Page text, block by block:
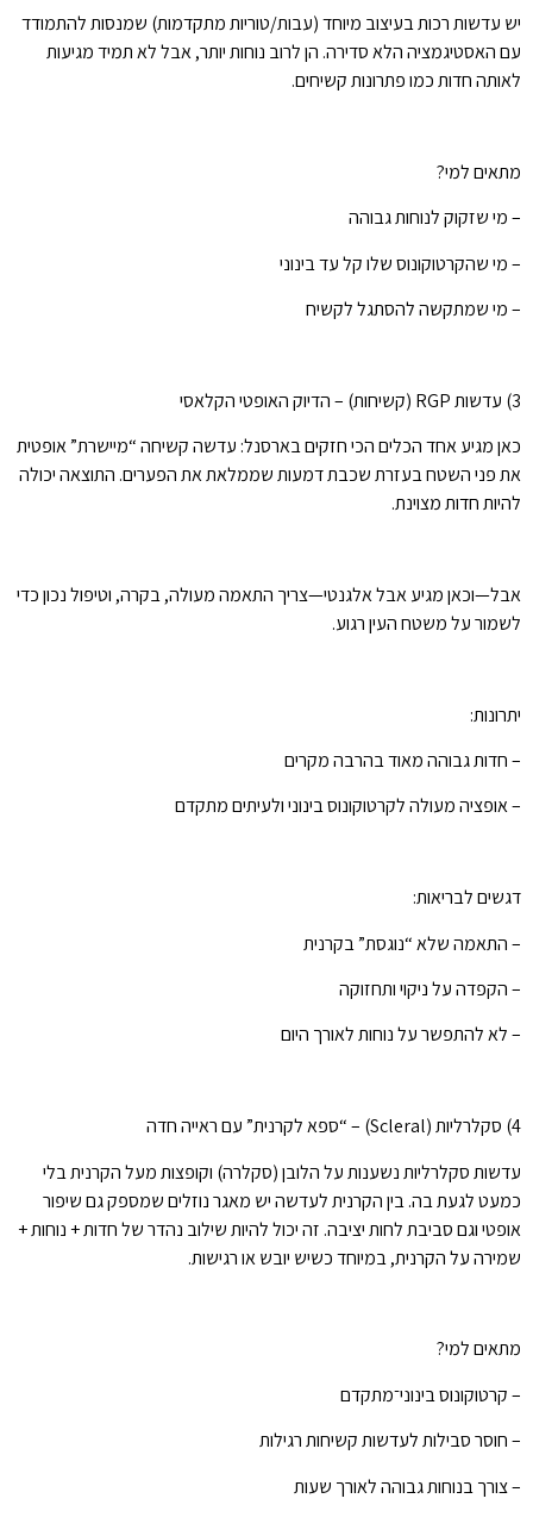
יש עדשות רכות בעיצוב מיוחד (עבות/טוריות מתקדמות) שמנסות להתמודד
עם האסטיגמציה הלא סדירה. הן לרוב נוחות יותר, אבל לא תמיד מגיעות
לאותה חדות כמו פתרונות קשיחים.
מתאים למי?
– מי שזקוק לנוחות גבוהה
– מי שהקרטוקונוס שלו קל עד בינוני
– מי שמתקשה להסתגל לקשיח
3) עדשות RGP (קשיחות) – הדיוק האופטי הקלאסי
כאן מגיע אחד הכלים הכי חזקים בארסנל: עדשה קשיחה “מיישרת” אופטית
את פני השטח בעזרת שכבת דמעות שממלאת את הפערים. התוצאה יכולה
להיות חדות מצוינת.
אבל—וכאן מגיע אבל אלגנטי—צריך התאמה מעולה, בקרה, וטיפול נכון כדי
לשמור על משטח העין רגוע.
יתרונות:
– חדות גבוהה מאוד בהרבה מקרים
– אופציה מעולה לקרטוקונוס בינוני ולעיתים מתקדם
דגשים לבריאות:
– התאמה שלא “נוגסת” בקרנית
– הקפדה על ניקוי ותחזוקה
– לא להתפשר על נוחות לאורך היום
4) סקלרליות (Scleral) – “ספא לקרנית” עם ראייה חדה
עדשות סקלרליות נשענות על הלובן (סקלרה) וקופצות מעל הקרנית בלי
כמעט לגעת בה. בין הקרנית לעדשה יש מאגר נוזלים שמספק גם שיפור
אופטי וגם סביבת לחות יציבה. זה יכול להיות שילוב נהדר של חדות + נוחות +
שמירה על הקרנית, במיוחד כשיש יובש או רגישות.
מתאים למי?
– קרטוקונוס בינוני־מתקדם
– חוסר סבילות לעדשות קשיחות רגילות
– צורך בנוחות גבוהה לאורך שעות